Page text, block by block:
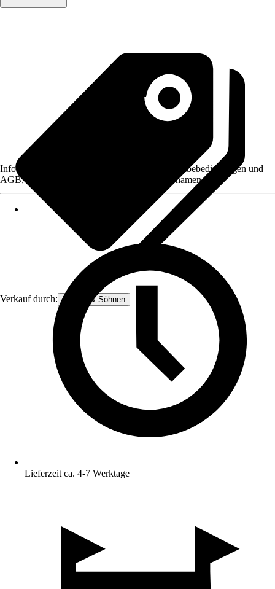
Verkauf durch: Könner & Söhnen
Informationen des Verkäufers, wie z. B. Rückgabebedingungen und
AGB, finden Sie bei Klick auf den Verkäufernamen.
Lieferzeit ca. 4-7 Werktage